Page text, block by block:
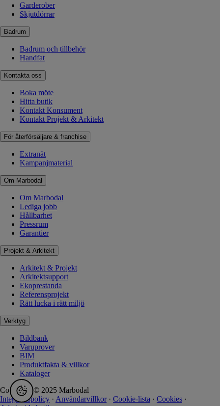
Garderober
Skjutdörrar
Badrum
Badrum och tillbehör
Handfat
Kontakta oss
Boka möte
Hitta butik
Kontakt Konsument
Kontakt Projekt & Arkitekt
För återförsäljare & franchise
Extranät
Kampanjmaterial
Om Marbodal
Om Marbodal
Lediga jobb
Hållbarhet
Pressrum
Garantier
Projekt & Arkitekt
Arkitekt & Projekt
Arkitektsupport
Ekoprestanda
Referensprojekt
Rätt lucka i rätt miljö
Verktyg
Bildbank
Varuprover
BIM
Produktfakta & villkor
Kataloger
Copyright © 2025 Marbodal
Integritetspolicy · Användarvillkor · Cookie-lista · Cookies ·